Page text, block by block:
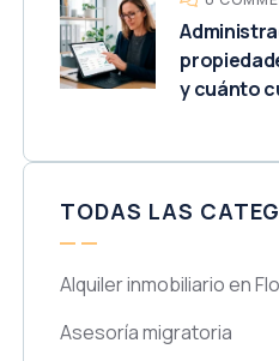
y cuánto
TODAS LAS
Alquiler inmobiliario en
Asesoría migratoria